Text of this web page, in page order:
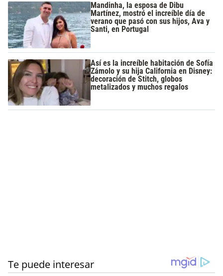
Mandinha, la esposa de Dibu
Martínez, mostró el increíble día de
verano que pasó con sus hijos, Ava y
Santi, en Portugal
Así es la increíble habitación de Sofía
Zámolo y su hija California en Disney:
decoración de Stitch, globos
metalizados y muchos regalos